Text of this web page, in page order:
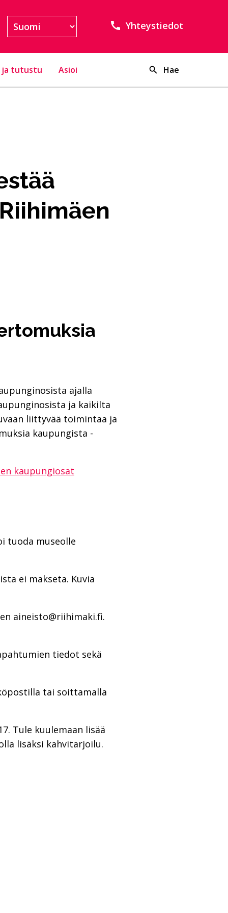
Yhteystiedot
ja tutustu Asioi Hae
ajalla
ja kaikilta
liittyvää toimintaa ja
kaupungista -
kaupungiosat
tuoda museolle
ei makseta. Kuvia
aineisto@riihimaki.fi.
tiedot sekä
tai soittamalla
Tule kuulemaan lisää
lisäksi kahvitarjoilu.